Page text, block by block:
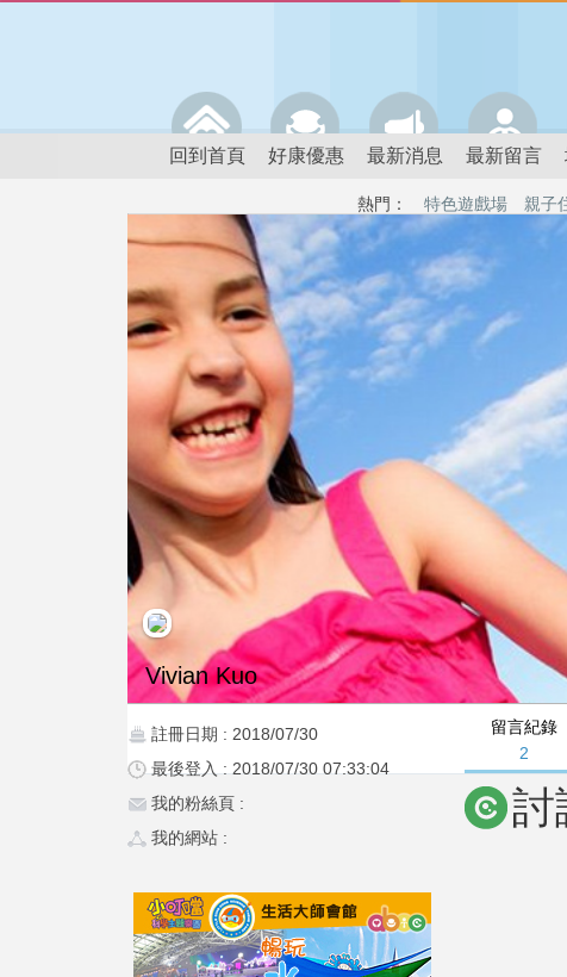
回到首頁 好康優惠 最新消息 最新留言
熱門： 特色遊戲場 親子
留言紀錄
2
Vivian Kuo
註冊日期 : 2018/07/30
最後登入 : 2018/07/30 07:33:04
我的粉絲頁 :
我的網站 :
討